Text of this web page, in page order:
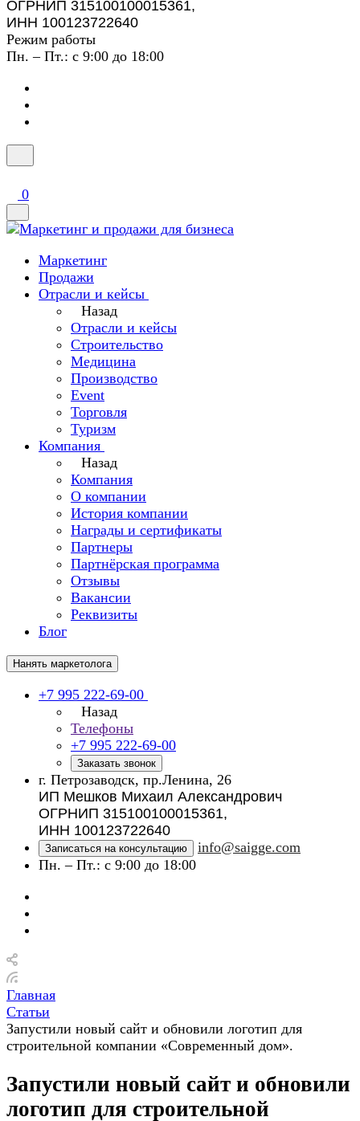
ОГРНИП 315100100015361,
ИНН 100123722640
Режим работы
Пн. – Пт.: с 9:00 до 18:00
0
Маркетинг
Продажи
Отрасли и кейсы
Назад
Отрасли и кейсы
Строительство
Медицина
Производство
Event
Торговля
Туризм
Компания
Назад
Компания
О компании
История компании
Награды и сертификаты
Партнеры
Партнёрская программа
Отзывы
Вакансии
Реквизиты
Блог
Нанять маркетолога
+7 995 222-69-00
Назад
Телефоны
+7 995 222-69-00
Заказать звонок
г. Петрозаводск, пр.Ленина, 26
ИП Мешков Михаил Александрович
ОГРНИП 315100100015361,
ИНН 100123722640
Записаться на консультацию
info@saigge.com
Пн. – Пт.: с 9:00 до 18:00
Главная
Статьи
Запустили новый сайт и обновили логотип для
строительной компании «Современный дом».
Запустили новый сайт и обновили
логотип для строительной